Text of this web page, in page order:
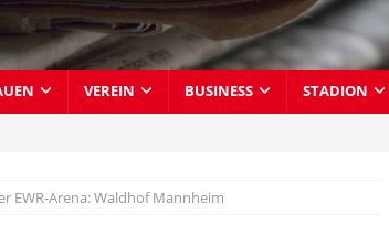
VEREIN BUSINESS STADION
EWR-Arena: Waldhof Mannheim